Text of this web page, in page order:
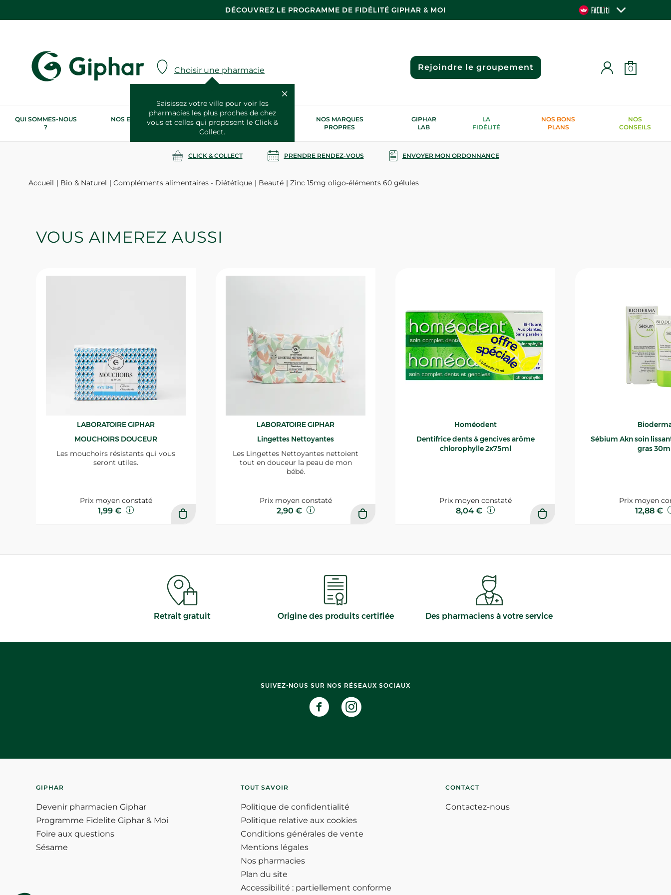
DÉCOUVREZ LE PROGRAMME DE FIDÉLITÉ GIPHAR & MOI
Choisir une pharmacie
Saisissez votre ville pour voir les
pharmacies les plus proches de chez
vous et celles qui proposent le Click &
Collect.
Rejoindre le groupement 0
QUI SOMMES-NOUS
?
NOS ENGAGEMENTS
RSE
NOS SERVICES
SANTÉ
NOS MARQUES
PROPRES
GIPHAR
LAB
LA
FIDÉLITÉ
NOS BONS
PLANS
NOS
CONSEILS
CLICK & COLLECT PRENDRE RENDEZ-VOUS ENVOYER MON ORDONNANCE
Accueil Bio & Naturel Compléments alimentaires - Diététique Beauté Zinc 15mg oligo-éléments 60 gélules
VOUS AIMEREZ AUSSI
LABORATOIRE GIPHAR
MOUCHOIRS DOUCEUR
Les mouchoirs résistants qui vous
seront utiles.
Prix moyen constaté
1,99 €
LABORATOIRE GIPHAR
Lingettes Nettoyantes
Les Lingettes Nettoyantes nettoient
tout en douceur la peau de mon
bébé.
Prix moyen constaté
2,90 €
Homéodent
Dentifrice dents & gencives arôme
chlorophylle 2x75ml
Prix moyen constaté
8,04 €
Sébium Akn soin lissant
gras
Prix moyen
12,88 €
Retrait gratuit Origine des produits certifiée Des pharmaciens à votre service
SUIVEZ-NOUS SUR NOS RÉSEAUX SOCIAUX
GIPHAR
Devenir pharmacien Giphar
Programme Fidelite Giphar & Moi
Foire aux questions
Sésame
TOUT SAVOIR
Politique de confidentialité
Politique relative aux cookies
Conditions générales de vente
Mentions légales
Nos pharmacies
Plan du site
Accessibilité : partiellement conforme
CONTACT
Contactez-nous